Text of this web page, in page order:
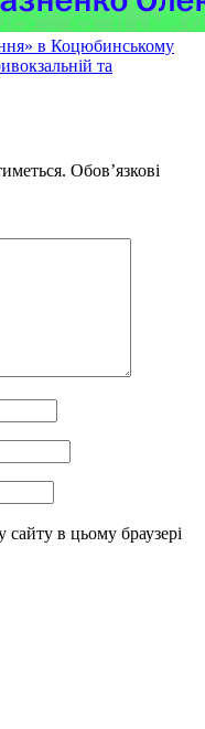
в Коцюбинському
та
Обов’язкові
сайту в цьому браузері